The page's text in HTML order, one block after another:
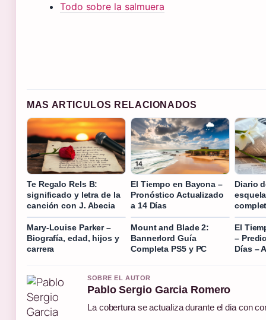
Todo sobre la salmuera
MAS ARTICULOS RELACIONADOS
Te Regalo Rels B:
significado y letra de la
canción con J. Abecia
El Tiempo en Bayona –
Pronóstico Actualizado
a 14 Días
Diario
Mary-Louise Parker –
Biografía, edad, hijos y
carrera
Mount and Blade 2:
Bannerlord Guía
Completa PS5 y PC
El
–
Días –
SOBRE EL AUTOR
Pablo Sergio Garcia Romero
La cobertura se actualiza durante el dia con